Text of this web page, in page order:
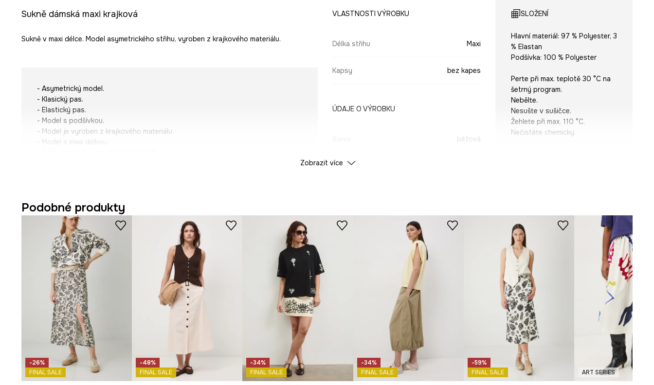
Sukně dámská maxi krajková
Sukně v maxi délce. Model asymetrického střihu, vyroben z krajkového materiálu.
- Asymetrický model.
- Klasický pas.
- Elastický pas.
- Model s podšívkou.
- Model je vyroben z krajkového materiálu.
- Model s maxi délkou.
VLASTNOSTI VÝROBKU
Délka střihu Maxi
Kapsy bez kapes
ÚDAJE O VÝROBKU
béžová
ID produktu
SLOŽENÍ
Hlavní materiál: 97 % Polyester, 3
% Elastan
Podšívka: 100 % Polyester
Perte při max. teplotě 30 °C na
šetrný program.
Nebělte.
Nesušte v sušičce.
Žehlete při max. 110 °C.
Nečistěte chemicky.
ROZMĚRY
Prohlédněte si rozměry
Zobrazit více
Podobné produkty
-26%
FINAL SALE
-48%
FINAL SALE
-34%
FINAL SALE
-34%
FINAL SALE
-59%
FINAL SALE
ART SERIES